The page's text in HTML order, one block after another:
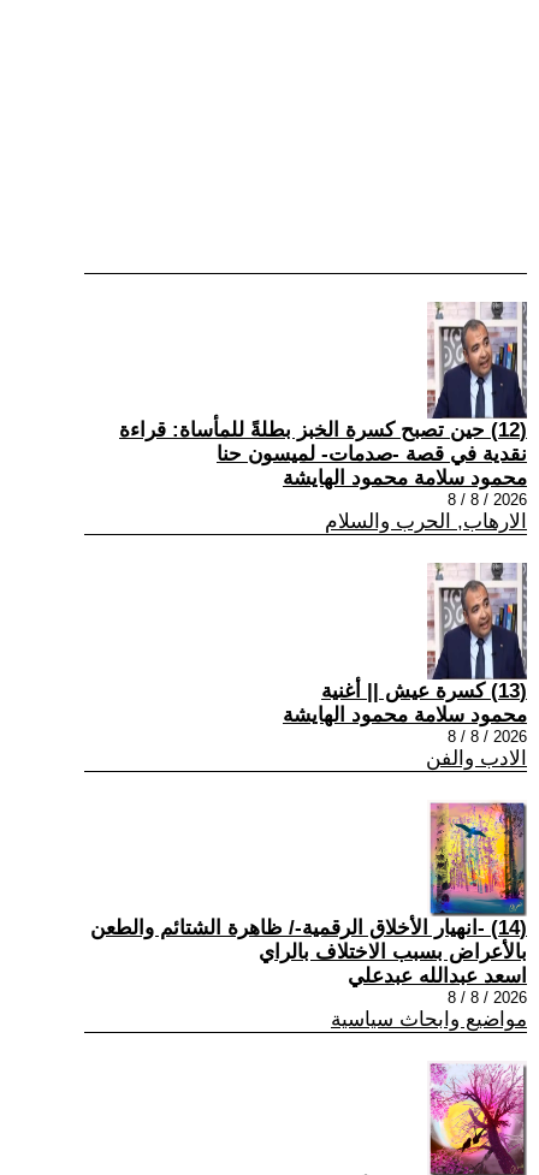
(12) حين تصبح كسرة الخبز بطلةً للمأساة: قراءة
نقدية في قصة -صدمات- لميسون حنا
محمود سلامة محمود الهايشة
2026 / 8 / 8
الارهاب, الحرب والسلام
(13) كسرة عيش || أغنية
محمود سلامة محمود الهايشة
2026 / 8 / 8
الادب والفن
(14) -انهيار الأخلاق الرقمية-/ ظاهرة الشتائم والطعن
بالأعراض بسبب الاختلاف بالراي
اسعد عبدالله عبدعلي
2026 / 8 / 8
مواضيع وابحاث سياسية